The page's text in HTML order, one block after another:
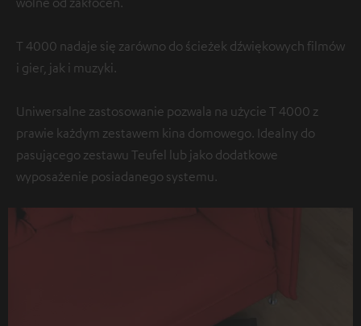
T 4000 nadaje się zarówno do ścieżek dźwiękowych filmów
i gier, jak i muzyki.
Uniwersalne zastosowanie pozwala na użycie T 4000 z
prawie każdym zestawem kina domowego. Idealny do
pasującego zestawu Teufel lub jako dodatkowe
wyposażenie posiadanego systemu.